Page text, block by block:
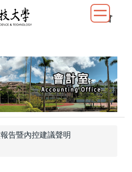
會
告暨內控建議聲明